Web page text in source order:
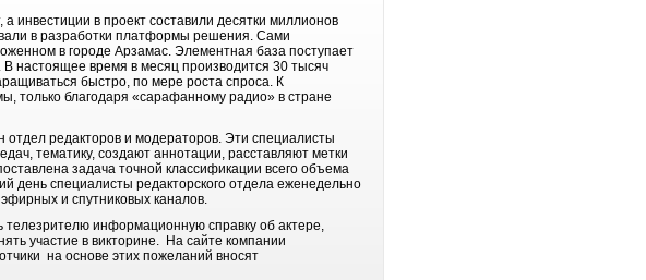
а инвестиции в проект составили десятки миллионов
в разработки платформы решения. Сами
в городе Арзамас. Элементная база поступает
настоящее время в месяц производится 30 тысяч
быстро, по мере роста спроса. К
только благодаря «сарафанному радио» в стране
редакторов и модераторов. Эти специалисты
тематику, создают аннотации, расставляют метки
задача точной классификации всего объема
день специалисты редакторского отдела еженедельно
и спутниковых каналов.
информационную справку об актере,
участие в викторине. На сайте компании
на основе этих пожеланий вносят